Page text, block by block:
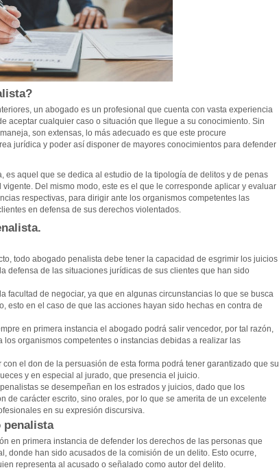
un abogado es un profesional que cuenta con vasta experiencia
aceptar cualquier caso o situación que llegue a su conocimiento. Sin
son extensas, lo más adecuado es que este procure
jurídica y poder así disponer de mayores conocimientos para defender
es aquel que se dedica al estudio de la tipología de delitos y de penas
Del mismo modo, este es el que le corresponde aplicar y evaluar
respectivas, para dirigir ante los organismos competentes las
en defensa de sus derechos violentados.
todo abogado penalista debe tener la capacidad de esgrimir los juicios
defensa de las situaciones jurídicas de sus clientes que han sido
facultad de negociar, ya que en algunas circunstancias lo que se busca
esto en el caso de que las acciones hayan sido hechas en contra de
en primera instancia el abogado podrá salir vencedor, por tal razón,
los organismos competentes o instancias debidas a realizar las
el don de la persuasión de esta forma podrá tener garantizado que su
y en especial al jurado, que presencia el juicio.
se desempeñan en los estrados y juicios, dado que los
de carácter escrito, sino orales, por lo que se amerita de un excelente
en su expresión discursiva.
penalista
en primera instancia de defender los derechos de las personas que
donde han sido acusados de la comisión de un delito. Esto ocurre,
representa al acusado o señalado como autor del delito.